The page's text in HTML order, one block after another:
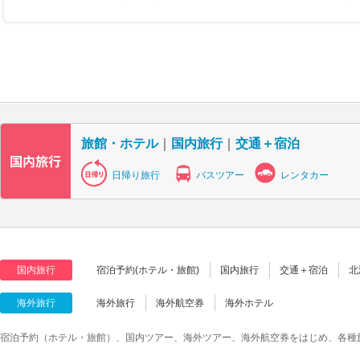
旅館・ホテル｜ 国内旅行｜ 交通＋宿泊
日帰り旅行 バスツアー レンタカー
国内旅行 宿泊予約(ホテル・旅館) 国内旅行 交通＋宿泊
海外旅行 海外旅行 海外航空券 海外ホテル
宿泊予約（ホテル・旅館）、国内ツアー、海外ツアー、海外航空券をはじめ、各